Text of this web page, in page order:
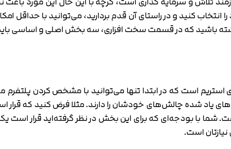
کنید و در راستای آن قدم بردارید، می‌توانید با حداقل
باشید که در قسمت سخت افزاری، سه بخش اصلی و اساسی
است که در ابتدا تنها می‌توانید با مشخص کردن پلتفرم
با بودجه‌ای که برای این بخش در نظر گرفته‌اید قرار است
است.